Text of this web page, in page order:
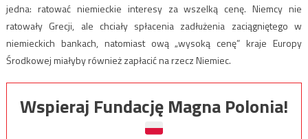
jedna: ratować niemieckie interesy za wszelką cenę. Niemcy nie
ratowały Grecji, ale chciały spłacenia zadłużenia zaciągniętego w
niemieckich bankach, natomiast ową „wysoką cenę” kraje Europy
Środkowej miałyby również zapłacić na rzecz Niemiec.
Wspieraj Fundację Magna Polonia!